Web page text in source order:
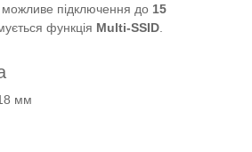
можливе підключення до 15
функція Multi-SSID
мм